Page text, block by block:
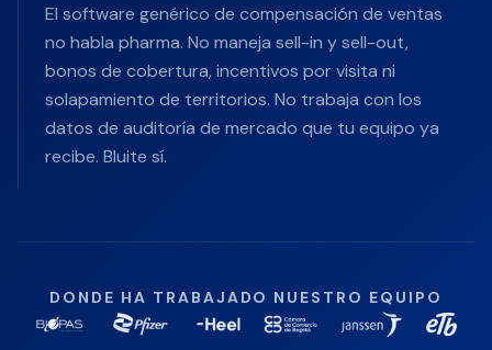
El software genérico de compensación de ventas
no habla pharma. No maneja sell-in y sell-out,
bonos de cobertura, incentivos por visita ni
solapamiento de territorios. No trabaja con los
datos de auditoría de mercado que tu equipo ya
recibe. Bluite sí.
DONDE HA TRABAJADO NUESTRO EQUIPO